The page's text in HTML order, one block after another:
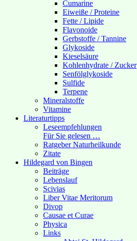
Cumarine
Eiweiße / Proteine
Fette / Lipide
Flavonoide
Gerbstoffe / Tannine
Glykoside
Kieselsäure
Kohlenhydrate / Zucker
Senfölglykoside
Sulfide
Terpene
Mineralstoffe
Vitamine
Literaturtipps
Leseempfehlungen
Für Sie gelesen …
Ratgeber Naturheilkunde
Zitate
Hildegard von Bingen
Beiträge
Lebenslauf
Scivias
Liber Vitae Meritorum
Divop
Causae et Curae
Physica
Links